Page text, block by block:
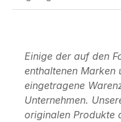
Einige der auf den
enthaltenen Marken
eingetragene
Unternehmen.
originalen Produkte